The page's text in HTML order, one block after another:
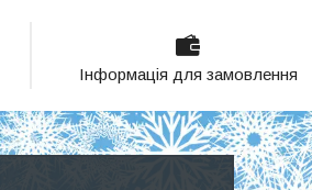
Інформація для замовлення